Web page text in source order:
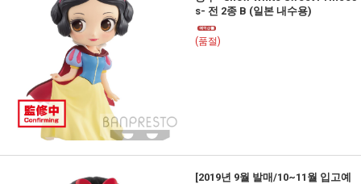
s- 전 2종 B (일본 내수용)
(품절)
[2019년 9월 발매/10~11월 입고예